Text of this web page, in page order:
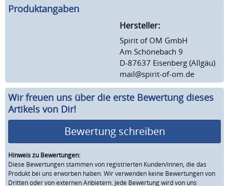
Produktangaben
Hersteller:
Spirit of OM GmbH
Am Schönebach 9
D-87637 Eisenberg (Allgäu)
mail@spirit-of-om.de
Wir freuen uns über die erste Bewertung dieses
Artikels von Dir!
Bewertung schreiben
Hinweis zu Bewertungen:
Diese Bewertungen stammen von registrierten Kunden/innen, die das
Produkt bei uns erworben haben. Wir verwenden keine Bewertungen von
Dritten oder von externen Anbietern. Jede Bewertung wird von uns